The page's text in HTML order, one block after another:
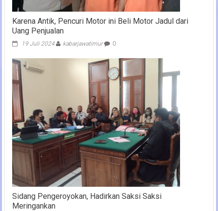
Karena Antik, Pencuri Motor ini Beli Motor Jadul dari
Uang Penjualan
19 Juli 2024 kabarjawatimur 0
Sidang Pengeroyokan, Hadirkan Saksi Saksi
Meringankan